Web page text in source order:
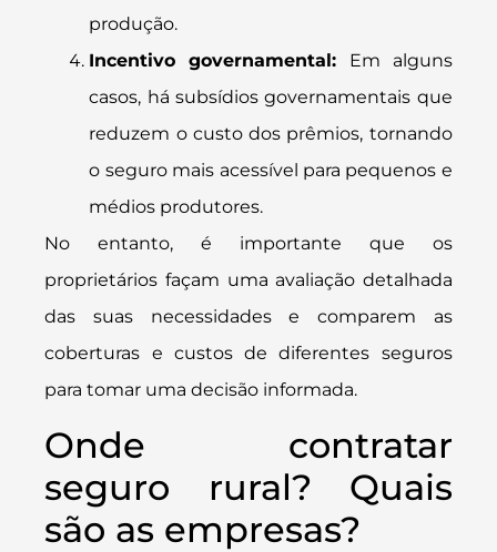
produção.
Incentivo governamental: Em alguns
casos, há subsídios governamentais que
reduzem o custo dos prêmios, tornando
o seguro mais acessível para pequenos e
médios produtores.
No entanto, é importante que os
proprietários façam uma avaliação detalhada
das suas necessidades e comparem as
coberturas e custos de diferentes seguros
para tomar uma decisão informada.
Onde contratar
seguro rural? Quais
são as empresas?